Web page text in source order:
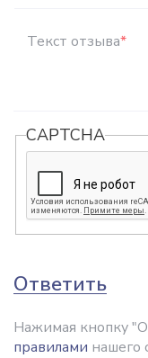
Текст отзыва*
CAPTCHA
Ответить
Нажимая кнопку
правилами нашего